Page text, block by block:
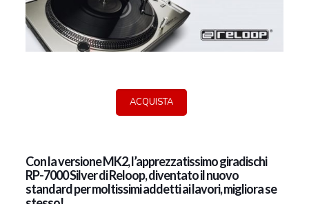
ACQUISTA
Con la versione MK2, l’apprezzatissimo giradischi
RP-7000 Silver di Reloop, diventato il nuovo
standard per moltissimi addetti ai lavori, migliora se